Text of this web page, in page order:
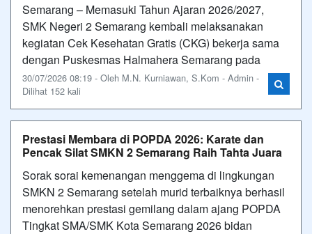
Semarang – Memasuki Tahun Ajaran 2026/2027,
SMK Negeri 2 Semarang kembali melaksanakan
kegiatan Cek Kesehatan Gratis (CKG) bekerja sama
dengan Puskesmas Halmahera Semarang pada
30/07/2026 08:19 - Oleh M.N. Kurniawan, S.Kom - Admin -
Dilihat 152 kali
Prestasi Membara di POPDA 2026: Karate dan
Pencak Silat SMKN 2 Semarang Raih Tahta Juara
Sorak sorai kemenangan menggema di lingkungan
SMKN 2 Semarang setelah murid terbaiknya berhasil
menorehkan prestasi gemilang dalam ajang POPDA
Tingkat SMA/SMK Kota Semarang 2026 bidan